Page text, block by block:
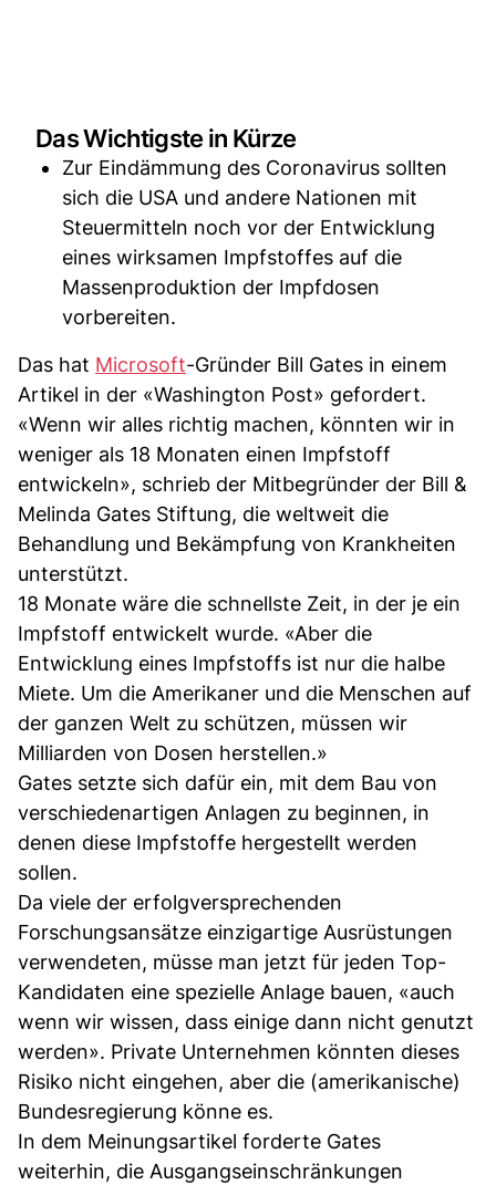
Das Wichtigste in Kürze
Zur Eindämmung des Coronavirus sollten
sich die USA und andere Nationen mit
Steuermitteln noch vor der Entwicklung
eines wirksamen Impfstoffes auf die
Massenproduktion der Impfdosen
vorbereiten.
Das hat Microsoft-Gründer Bill Gates in einem
Artikel in der «Washington Post» gefordert.
«Wenn wir alles richtig machen, könnten wir in
weniger als 18 Monaten einen Impfstoff
entwickeln», schrieb der Mitbegründer der Bill &
Melinda Gates Stiftung, die weltweit die
Behandlung und Bekämpfung von Krankheiten
unterstützt.
18 Monate wäre die schnellste Zeit, in der je ein
Impfstoff entwickelt wurde. «Aber die
Entwicklung eines Impfstoffs ist nur die halbe
Miete. Um die Amerikaner und die Menschen auf
der ganzen Welt zu schützen, müssen wir
Milliarden von Dosen herstellen.»
Gates setzte sich dafür ein, mit dem Bau von
verschiedenartigen Anlagen zu beginnen, in
denen diese Impfstoffe hergestellt werden
sollen.
Da viele der erfolgversprechenden
Forschungsansätze einzigartige Ausrüstungen
verwendeten, müsse man jetzt für jeden Top-
Kandidaten eine spezielle Anlage bauen, «auch
wenn wir wissen, dass einige dann nicht genutzt
werden». Private Unternehmen könnten dieses
Risiko nicht eingehen, aber die (amerikanische)
Bundesregierung könne es.
In dem Meinungsartikel forderte Gates
weiterhin, die Ausgangseinschränkungen